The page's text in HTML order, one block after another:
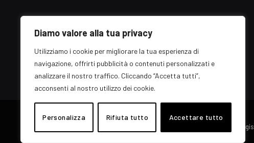
Diamo valore alla tua privacy
Utilizziamo i cookie per migliorare la tua esperienza di
navigazione, offrirti pubblicità o contenuti personalizzati e
analizzare il nostro traffico. Cliccando “Accetta tutti”,
acconsenti al nostro utilizzo dei cookie.
Personalizza Rifiuta tutto Accettare tutto
© 2026 EZ Rome Designed byARvis.it.
Il portale EZ Rome e' una testata giornalistica di carattere generalista